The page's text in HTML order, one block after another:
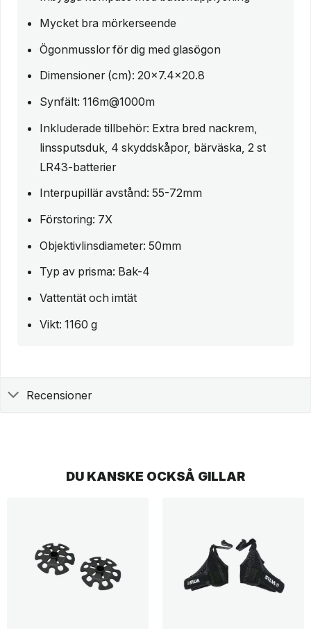
Mycket bra mörkerseende
Ögonmusslor för dig med glasögon
Dimensioner (cm): 20×7.4×20.8
Synfält: 116m@1000m
Inkluderade tillbehör: Extra bred nackrem,
linssputsduk, 4 skyddskåpor, bärväska, 2 st
LR43-batterier
Interpupillär avstånd: 55-72mm
Förstoring: 7X
Objektivlinsdiameter: 50mm
Typ av prisma: Bak-4
Vattentät och imtät
Vikt: 1160 g
Recensioner
DU KANSKE OCKSÅ GILLAR